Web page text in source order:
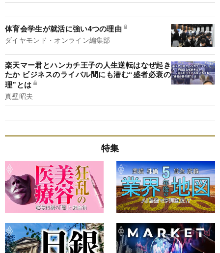
体育会学生が就活に強い4つの理由
ダイヤモンド・オンライン編集部
楽天マー君とハンカチ王子の人生逆転はなぜ起き
たか ビジネスのライバル間にも潜む“盛者必衰の
理”とは
真壁昭夫
特集